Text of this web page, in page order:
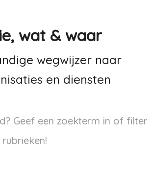
wat & waar
wegwijzer naar
en diensten
Geef een zoekterm in of filter